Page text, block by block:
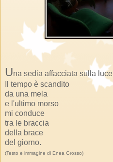
Una sedia affacciata sulla luce
Il tempo è scandito
da una mela
e l'ultimo morso
mi conduce
tra le braccia
della brace
del giorno.
(Testo e immagine di Enea Grosso)